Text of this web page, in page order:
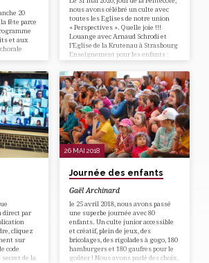
20
fête parce
et aux
joie de
rejoindre le
zoom
565Code
Veillée de
à…
nous avons célébré un culte avec
toutes les Eglises de notre union
« Perspectives ». Quelle joie !!!
Louange avec Arnaud Schrodi et
l’Eglise de la Krutenau à Strasbourg
Enseignement pour les enfants :
vérité » Prédication par Daniel
Liechti : « Pentecôte, la naissance de
l’Église missionnelle » Prière avec
sainte Cène Accueil des nouveaux
pasteurs dans l’union
Remerciement des pasteurs
retraités
direct par
cliquez
sur
code
secret de la
26 MAI 2018
Journée des enfants
Gaël Archinard
le 25 avril 2018, nous avons passé
une superbe journée avec 80
enfants. Un culte junior accessible
et créatif, plein de jeux, des
bricolages, des rigolades à gogo, 180
hamburgers et 180 gaufres pour le
goûter ! Nous avons parlé des choix,